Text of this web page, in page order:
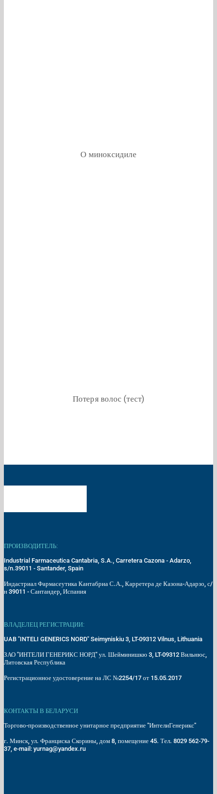
О миноксидиле
Потеря волос (тест)
ПРОИЗВОДИТЕЛЬ:
Industrial Farmaceutica Cantabria, S.A., Carretera Cazona - Adarzo,
s/n.39011 - Santander, Spain
Индастриал Фармасеутика Кантабриа С.А., Карретера де Казона-Адарзо, с/
н 39011 - Сантандер, Испания
ВЛАДЕЛЕЦ РЕГИСТРАЦИИ:
UAB "INTELI GENERICS NORD" Seimyniskiu 3, LT-09312 Vilnus, Lithuania
ЗАО "ИНТЕЛИ ГЕНЕРИКС НОРД" ул. Шейминишкю 3, LT-09312 Вильнюс,
Литовская Республика
Регистрационное удостоверение на ЛС №2254/17 от 15.05.2017
КОНТАКТЫ В БЕЛАРУСИ
Торгово-производственное унитарное предприятие "ИнтелиГенерикс"
г. Минск, ул. Франциска Скорины, дом 8, помещение 45. Тел. 8029 562-79-
37, e-mail: yurnag@yandex.ru